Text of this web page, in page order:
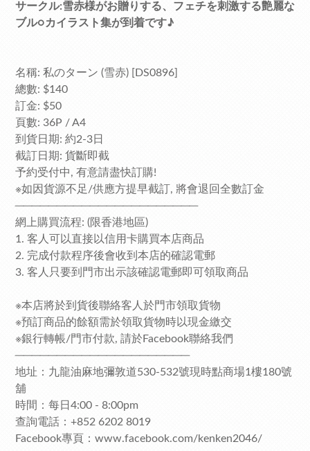
サークル:雪赤様がお贈りする、フェチを刺激する艶麗な
ブル○カイラスト集が到着です♪
名稱: 私のターン (雪赤) [DS0896]
總數: $140
訂金: $50
頁數: 36P / A4
到貨日期: 約2-3日
截訂日期: 貨斷即截
予約受付中, 有意請盡快訂購!
※如因貨源不足/供應方提早截訂, 將會退回全數訂金
──────────────────────
網上購買流程: (限香港地區)
1. 客人可以直接以信用卡購買本店商品
2. 完成付款程序後會收到本店的確認電郵
3. 客人只要到門市出示該確認電郵即可領取商品
※本店將於到貨後聯絡客人於門市領取貨物
※預訂商品的餘額需於領取貨物時以現金繳交
※銀行轉帳/門市付款, 請於Facebook聯絡我們
─────────────────────
地址：九龍油麻地彌敦道530-532號現時點商場1樓180號
舖
時間：每日4:00 - 8:00pm
查詢電話：+852 6202 8019
Facebook專頁：www.facebook.com/kenken2046/